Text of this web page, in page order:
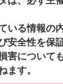
いる情報の
安全性を保
害について
ます。